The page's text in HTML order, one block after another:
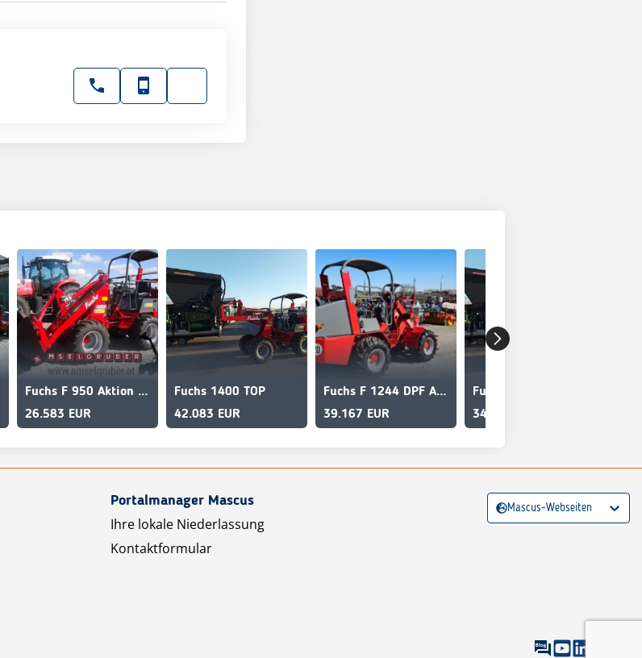
Fuchs F 950 Aktion mit Österreichpaket
26.583 EUR
Fuchs 1400 TOP
42.083 EUR
Fuchs F 1244 DPF Aktion
39.167 EUR
Fuchs F 1144 TOP
34.917 EUR
Portalmanager Mascus
Ihre lokale Niederlassung
Kontaktformular
Mascus-Webseiten